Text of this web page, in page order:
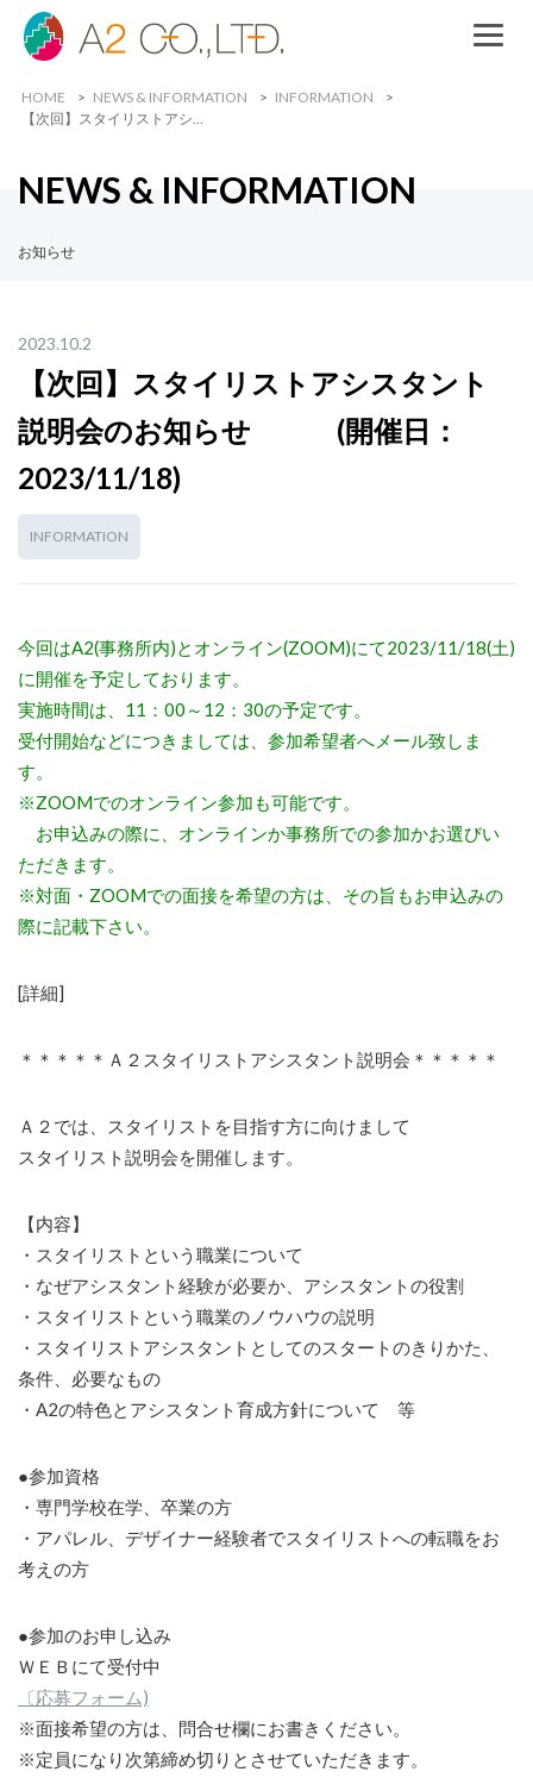
HOME NEWS & INFORMATION
INFORMATION
【次回】スタイリストアシ…
NEWS & INFORMATION
お知らせ
2023.10.2
【次回】スタイリストアシスタント
説明会のお知らせ (開催日：
2023/11/18)
INFORMATION
今回はA2(事務所内)とオンライン(ZOOM)にて2023/11/18(土)
に開催を予定しております。
実施時間は、11：00～12：30の予定です。
受付開始などにつきましては、参加希望者へメール致しま
す。
※ZOOMでのオンライン参加も可能です。
お申込みの際に、オンラインか事務所での参加かお選びい
ただきます。
※対面・ZOOMでの面接を希望の方は、その旨もお申込みの
際に記載下さい。
[詳細]
＊＊＊＊＊Ａ２スタイリストアシスタント説明会＊＊＊＊＊
Ａ２では、スタイリストを目指す方に向けまして
スタイリスト説明会を開催します。
【内容】
・スタイリストという職業について
・なぜアシスタント経験が必要か、アシスタントの役割
・スタイリストという職業のノウハウの説明
・スタイリストアシスタントとしてのスタートのきりかた、
条件、必要なもの
・A2の特色とアシスタント育成方針について 等
●参加資格
・専門学校在学、卒業の方
・アパレル、デザイナー経験者でスタイリストへの転職をお
考えの方
●参加のお申し込み
ＷＥＢにて受付中
〔応募フォーム)
※面接希望の方は、問合せ欄にお書きください。
※定員になり次第締め切りとさせていただきます。